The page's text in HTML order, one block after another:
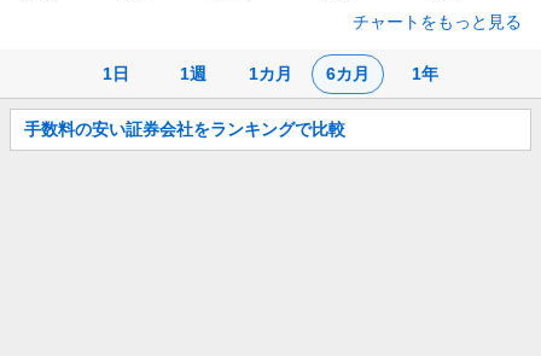
1日 1週 1カ月 6カ月 1年
チャートをもっと見る
お
知
手数料の安い証券会社をランキングで比較